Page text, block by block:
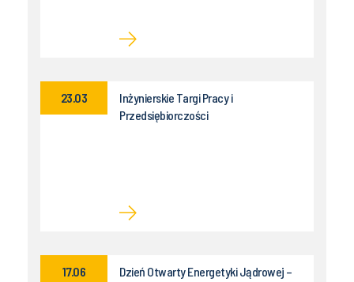
Inżynierskie Targi Pracy i
Przedsiębiorczości
23.03
Dzień Otwarty Energetyki Jądrowej –
17.06